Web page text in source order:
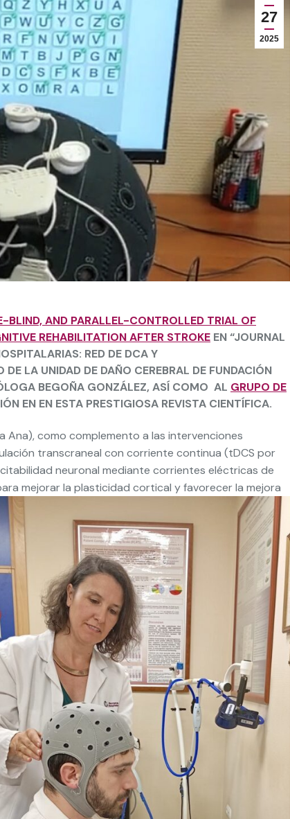
27
2025
BLIND, AND PARALLEL-CONTROLLED TRIAL OF
REHABILITATION AFTER STROKE EN “JOURNAL
RED DE DCA Y
LA UNIDAD DE DAÑO CEREBRAL DE FUNDACIÓN
BEGOÑA GONZÁLEZ, ASÍ COMO AL GRUPO DE
EN EN ESTA PRESTIGIOSA REVISTA CIENTÍFICA.
Ana), como complemento a las intervenciones
transcraneal con corriente continua (tDCS por
neuronal mediante corrientes eléctricas de
mejorar la plasticidad cortical y favorecer la mejora